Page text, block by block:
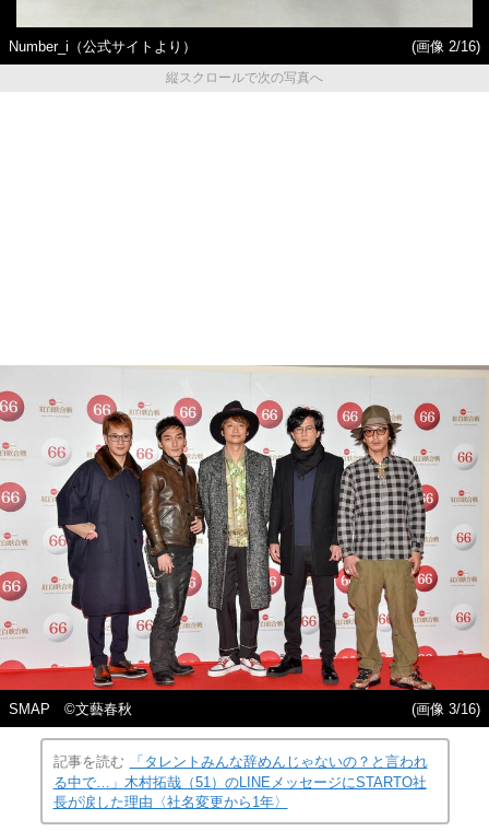
Number_i（公式サイトより）
(画像 2/16)
縦スクロールで次の写真へ
SMAP ©文藝春秋 (画像 3/16)
記事を読む
「タレントみんな辞めんじゃないの？と言われ
る中で…」木村拓哉（51）のLINEメッセージにSTARTO社
長が涙した理由〈社名変更から1年〉